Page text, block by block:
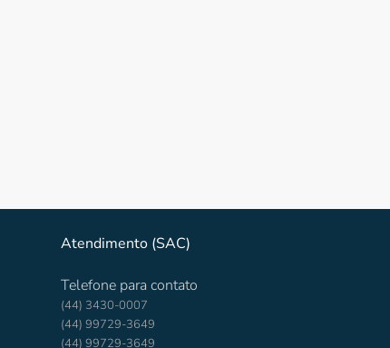
Atendimento (SAC)
Telefone para contato
(44) 3430-0007
(44) 99729-3649
(44) 99729-3649